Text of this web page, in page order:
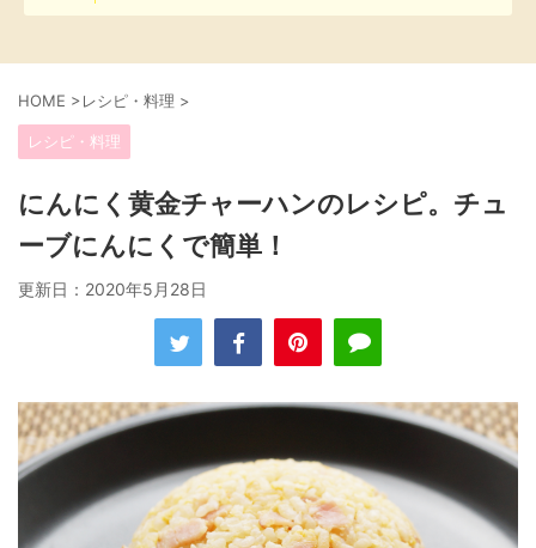
HOME >レシピ・料理 >
レシピ・料理
にんにく黄金チャーハンのレシピ。チュ
ーブにんにくで簡単！
更新日： 2020年5月28日